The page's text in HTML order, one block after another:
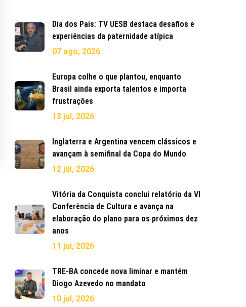
Dia dos Pais: TV UESB destaca desafios e
experiências da paternidade atípica
07 ago, 2026
Europa colhe o que plantou, enquanto
Brasil ainda exporta talentos e importa
frustrações
13 jul, 2026
Inglaterra e Argentina vencem clássicos e
avançam à semifinal da Copa do Mundo
12 jul, 2026
Vitória da Conquista conclui relatório da VI
Conferência de Cultura e avança na
elaboração do plano para os próximos dez
anos
11 jul, 2026
TRE-BA concede nova liminar e mantém
Diogo Azevedo no mandato
10 jul, 2026